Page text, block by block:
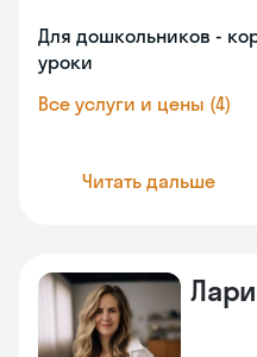
Для дошкольников -
уроки
Все услуги и цены (4)
Читать дальше